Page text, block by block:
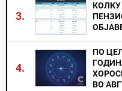
3.
4.
ПО
ВО